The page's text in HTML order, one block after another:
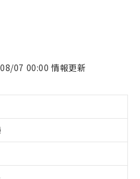
07 00:00 情報更新